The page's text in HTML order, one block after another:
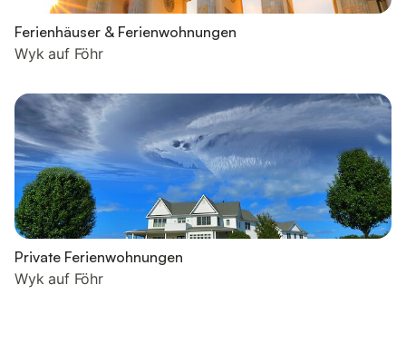
Ferienhäuser & Ferienwohnungen
Wyk auf Föhr
Private Ferienwohnungen
Wyk auf Föhr